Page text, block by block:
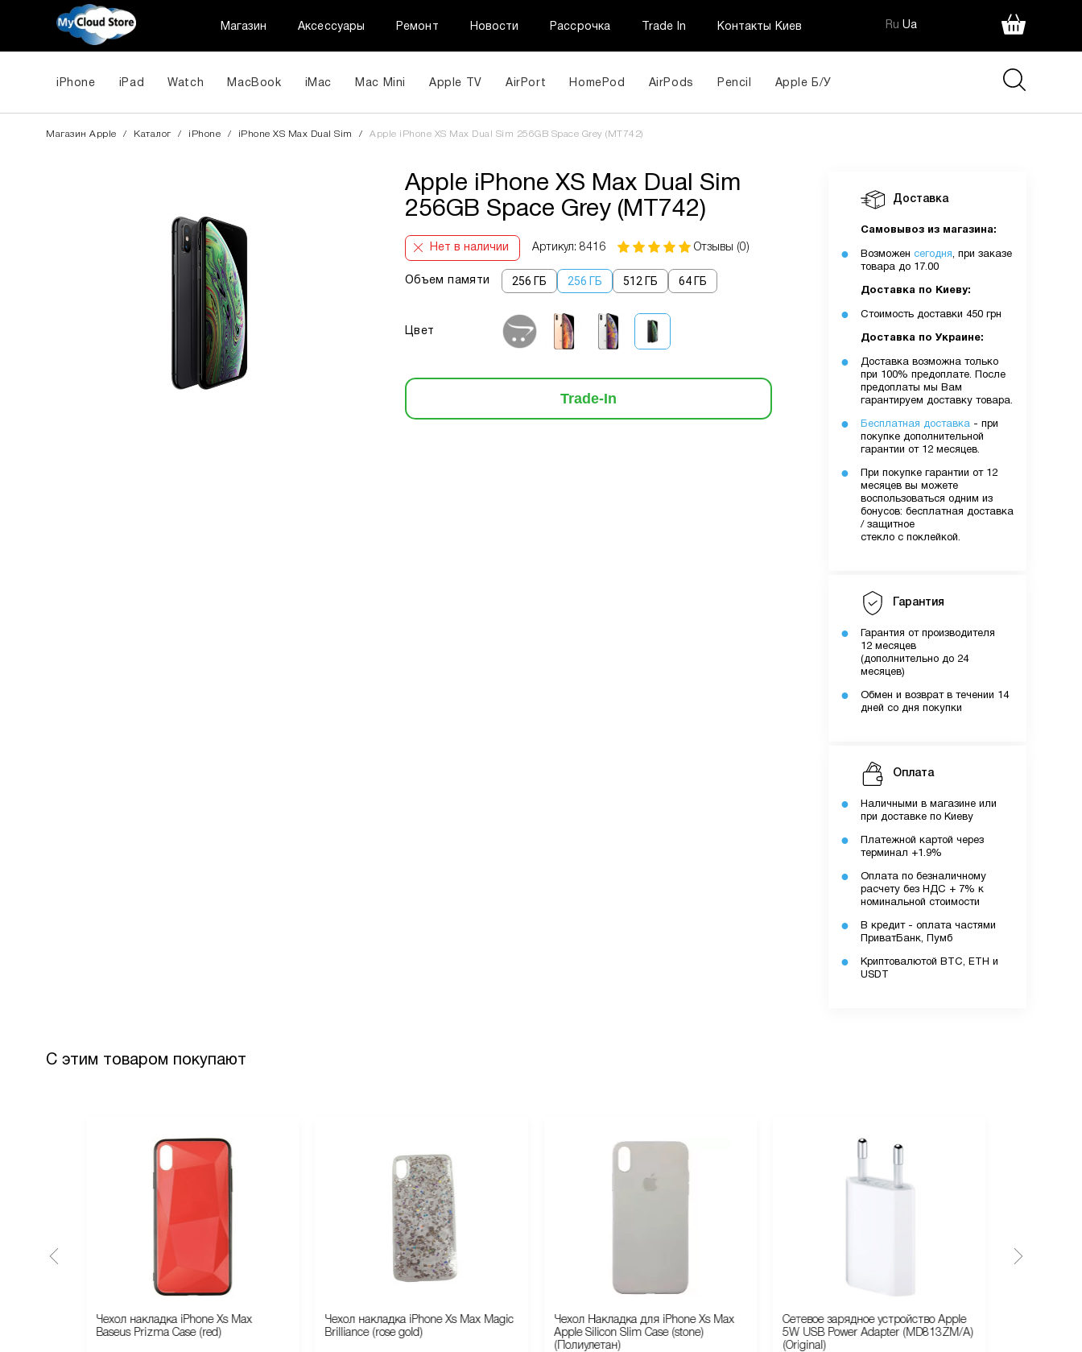
Магазин Аксессуары Ремонт Новости Рассрочка Trade In Контакты Киев Ru Ua
iPhone iPad Watch MacBook iMac Mac Mini Apple TV AirPort HomePod AirPods Pencil Apple Б/У
Магазин Apple / Каталог / iPhone / iPhone XS Max Dual Sim / Apple iPhone XS Max Dual Sim 256GB Space Grey (MT742)
Apple iPhone XS Max Dual Sim
256GB Space Grey (MT742)
Нет в наличии Артикул: 8416 Отзывы (0)
Объем памяти 256 ГБ 256 ГБ 512 ГБ 64 ГБ
Цвет
Trade-In
Доставка
Самовывоз из магазина:
Возможен сегодня, при заказе
товара до 17.00
Доставка по Киеву:
Стоимость доставки 450 грн
Доставка по Украине:
Доставка возможна только
при 100% предоплате. После
предоплаты мы Вам
гарантируем доставку товара.
Бесплатная доставка - при
покупке дополнительной
гарантии от 12 месяцев.
При покупке гарантии от 12
месяцев вы можете
воспользоваться одним из
бонусов: бесплатная доставка
/ защитное
стекло с поклейкой.
Гарантия
Гарантия от производителя
12 месяцев
(дополнительно до 24
месяцев)
Обмен и возврат в течении 14
дней со дня покупки
Оплата
Наличными в магазине или
при доставке по Киеву
Платежной картой через
терминал +1.9%
Оплата по безналичному
расчету без НДС + 7% к
номинальной стоимости
В кредит - оплата частями
ПриватБанк, Пумб
Криптовалютой BTC, ETH и
USDT
С этим товаром покупают
Чехол накладка iPhone Xs Max
Baseus Prizma Case (red)
Чехол накладка iPhone Xs Max Magic
Brilliance (rose gold)
Чехол Накладка для iPhone Xs Max
Apple Silicon Slim Case (stone)
(Полиулетан)
Сетевое зарядное устройство Apple
5W USB Power Adapter (MD813ZM/A)
(Original)